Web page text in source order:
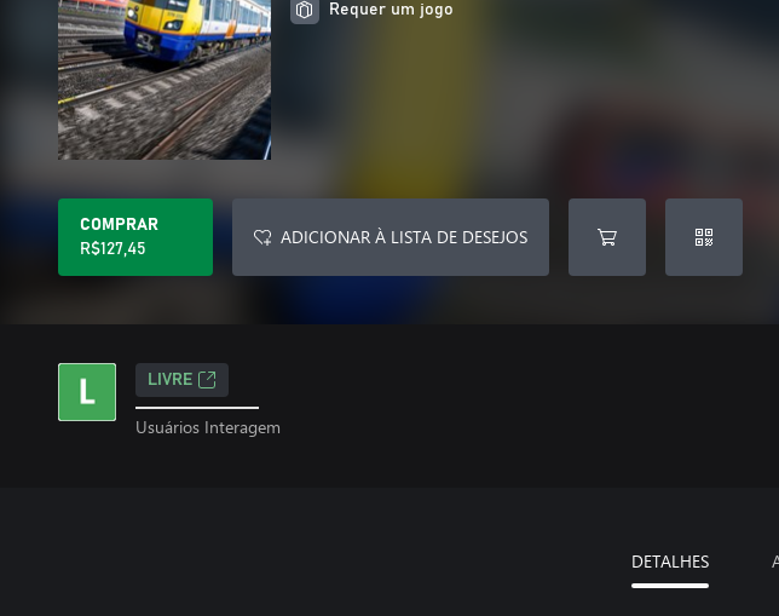
Requer um jogo
COMPRAR
R$127,45
ADICIONAR À LISTA DE DESEJOS
LIVRE
Usuários Interagem
DETALHES